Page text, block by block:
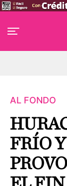
AL FONDO
FRÍO